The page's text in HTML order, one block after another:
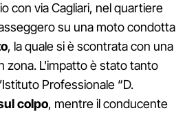
con via Cagliari, nel quartiere
su una moto condotta
, la quale si è scontrata con una
zona. L'impatto è stato tanto
Professionale “D.
colpo, mentre il conducente